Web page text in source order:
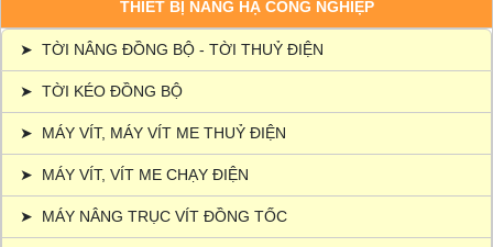
THIẾT BỊ NÂNG HẠ CÔNG NGHIỆP
➤ TỜI NÂNG ĐỒNG BỘ - TỜI THUỶ ĐIỆN
➤ TỜI KÉO ĐỒNG BỘ
➤ MÁY VÍT, MÁY VÍT ME THUỶ ĐIỆN
➤ MÁY VÍT, VÍT ME CHẠY ĐIỆN
➤ MÁY NÂNG TRỤC VÍT ĐỒNG TỐC